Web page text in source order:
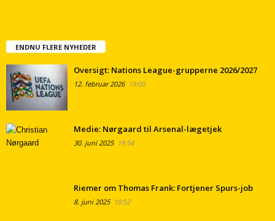
ENDNU FLERE NYHEDER
Oversigt: Nations League-grupperne 2026/2027
12. februar 202619:00
Medie: Nørgaard til Arsenal-lægetjek
30. juni 202519:54
Riemer om Thomas Frank: Fortjener Spurs-job
8. juni 202510:52